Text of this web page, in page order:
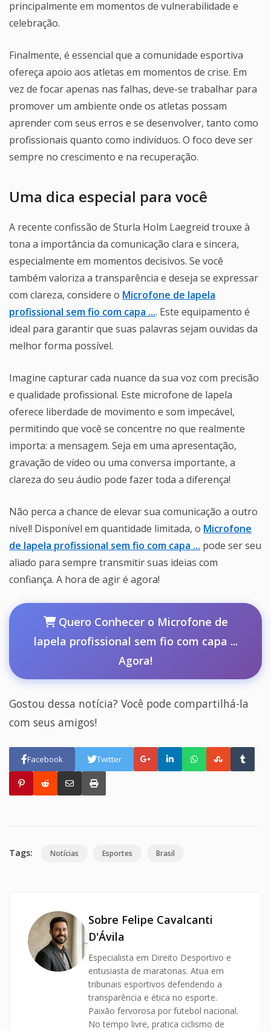
principalmente em momentos de vulnerabilidade e
celebração.
Finalmente, é essencial que a comunidade esportiva
ofereça apoio aos atletas em momentos de crise. Em
vez de focar apenas nas falhas, deve-se trabalhar para
promover um ambiente onde os atletas possam
aprender com seus erros e se desenvolver, tanto como
profissionais quanto como indivíduos. O foco deve ser
sempre no crescimento e na recuperação.
Uma dica especial para você
A recente confissão de Sturla Holm Laegreid trouxe à
tona a importância da comunicação clara e sincera,
especialmente em momentos decisivos. Se você
também valoriza a transparência e deseja se expressar
com clareza, considere o Microfone de lapela
profissional sem fio com capa .... Este equipamento é
ideal para garantir que suas palavras sejam ouvidas da
melhor forma possível.
Imagine capturar cada nuance da sua voz com precisão
e qualidade profissional. Este microfone de lapela
oferece liberdade de movimento e som impecável,
permitindo que você se concentre no que realmente
importa: a mensagem. Seja em uma apresentação,
gravação de vídeo ou uma conversa importante, a
clareza do seu áudio pode fazer toda a diferença!
Não perca a chance de elevar sua comunicação a outro
nível! Disponível em quantidade limitada, o Microfone
de lapela profissional sem fio com capa ... pode ser seu
aliado para sempre transmitir suas ideias com
confiança. A hora de agir é agora!
Quero Conhecer o Microfone de
lapela profissional sem fio com capa ...
Agora!
Gostou dessa notícia? Você pode compartilhá-la
com seus amigos!
Facebook Twitter
Tags: Notícias Esportes Brasil
Sobre Felipe Cavalcanti
D'Ávila
Especialista em Direito Desportivo e
entusiasta de maratonas. Atua em
tribunais esportivos defendendo a
transparência e ética no esporte.
Paixão fervorosa por futebol nacional.
No tempo livre, pratica ciclismo de